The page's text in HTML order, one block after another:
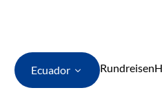
Ecuador Rundreisen